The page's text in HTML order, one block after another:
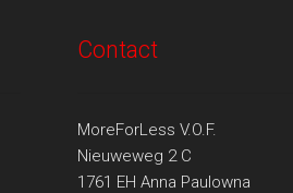
Contact
MoreForLess V.O.F.
Nieuweweg 2 C
1761 EH Anna Paulowna